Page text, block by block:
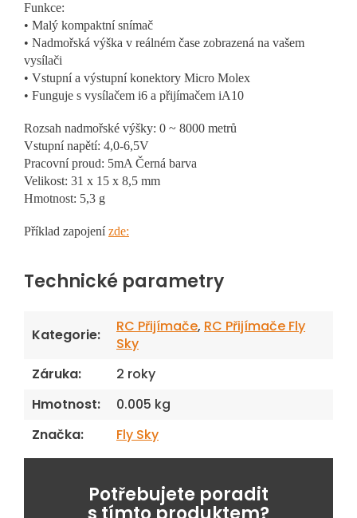
Funkce:
• Malý kompaktní snímač
• Nadmořská výška v reálném čase zobrazená na vašem
vysílači
• Vstupní a výstupní konektory Micro Molex
• Funguje s vysílačem i6 a přijímačem iA10
Rozsah nadmořské výšky: 0 ~ 8000 metrů
Vstupní napětí: 4,0-6,5V
Pracovní proud: 5mA Černá barva
Velikost: 31 x 15 x 8,5 mm
Hmotnost: 5,3 g
Příklad zapojenízde:
Technické parametry
Kategorie: RC Přijímače, RC Přijímače Fly
Sky
Záruka:
2 roky
Hmotnost:
0.005 kg
Značka: Fly Sky
Potřebujete poradit